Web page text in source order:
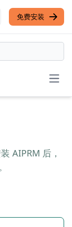
免费安装
AIPRM 后，